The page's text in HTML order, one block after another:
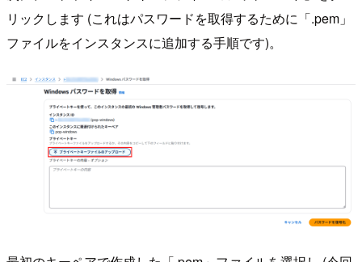
リックします (これはパスワードを取得するために「.pem」
ファイルをインスタンスに追加する手順です)。